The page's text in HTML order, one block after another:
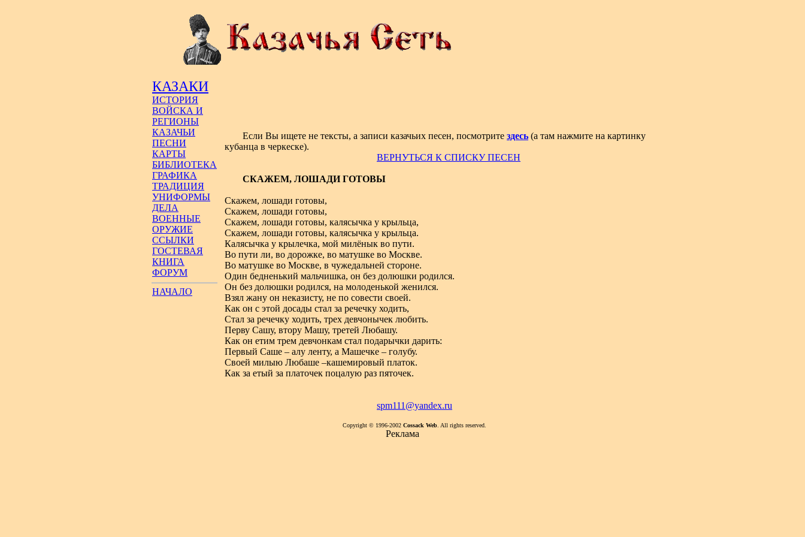
КАЗАКИ
ИСТОРИЯ
ВОЙСКА И
РЕГИОНЫ
КАЗАЧЬИ
ПЕСНИ
КАРТЫ
БИБЛИОТЕКА
ГРАФИКА
ТРАДИЦИЯ
УНИФОРМЫ
ДЕЛА
ВОЕННЫЕ
ОРУЖИЕ
ССЫЛКИ
ГОСТЕВАЯ
КНИГА
ФОРУМ
НАЧАЛО
Если Вы ищете не тексты, а записи казачьих песен, посмотрите здесь (а там нажмите на картинку
кубанца в черкеске).
ВЕРНУТЬСЯ К СПИСКУ ПЕСЕН
СКАЖЕМ, ЛОШАДИ ГОТОВЫ
Скажем, лошади готовы,
Скажем, лошади готовы,
Скажем, лошади готовы, калясычка у крыльца,
Скажем, лошади готовы, калясычка у крыльца.
Калясычка у крылечка, мой милёнык во пути.
Во пути ли, во дорожке, во матушке во Москве.
Во матушке во Москве, в чужедальней стороне.
Один бедненький мальчишка, он без долюшки родился.
Он без долюшки родился, на молоденькой женился.
Взял жану он неказисту, не по совести своей.
Как он с этой досады стал за речечку ходить,
Стал за речечку ходить, трех девчонычек любить.
Перву Сашу, втору Машу, третей Любашу.
Как он етим трем девчонкам стал подарычки дарить:
Первый Саше – алу ленту, а Машечке – голубу.
Своей милыю Любаше –кашемировый платок.
Как за етый за платочек поцалую раз пяточек.
spm111@yandex.ru
Copyright © 1996-2002 Cossack Web . All rights reserved.
Реклама